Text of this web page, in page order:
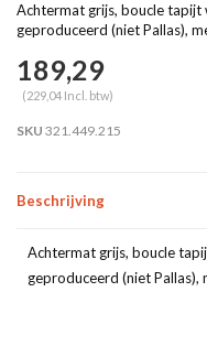
Achtermat grijs, boucle tapijt
geproduceerd (niet Pallas),
189,29
(229,04 Incl. btw)
SKU 321.449.215
Beschrijving
Achtermat grijs, boucle
geproduceerd (niet Pallas),